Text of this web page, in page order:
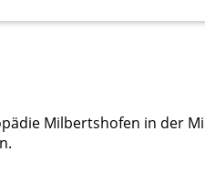
Milbertshofen in der